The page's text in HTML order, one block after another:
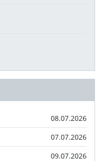
08.07.2026
07.07.2026
09.07.2026